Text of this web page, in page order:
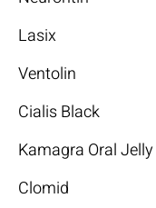
Lasix
Ventolin
Cialis Black
Kamagra Oral Jelly
Clomid